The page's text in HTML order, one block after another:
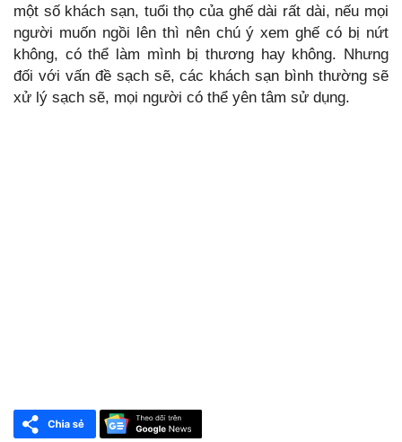
một số khách sạn, tuổi thọ của ghế dài rất dài, nếu mọi
người muốn ngồi lên thì nên chú ý xem ghế có bị nứt
không, có thể làm mình bị thương hay không. Nhưng
đối với vấn đề sạch sẽ, các khách sạn bình thường sẽ
xử lý sạch sẽ, mọi người có thể yên tâm sử dụng.